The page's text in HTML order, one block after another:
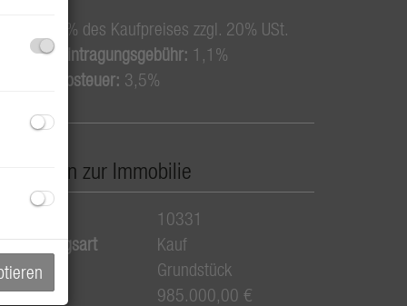
3% des Kaufpreises zzgl. 20% USt.
1,1%
3,5%
Basisdaten zur Immobilie
10331
Kauf
Grundstück
985.000,00 €